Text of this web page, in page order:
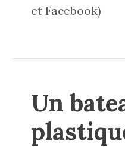
et Facebook)
Un